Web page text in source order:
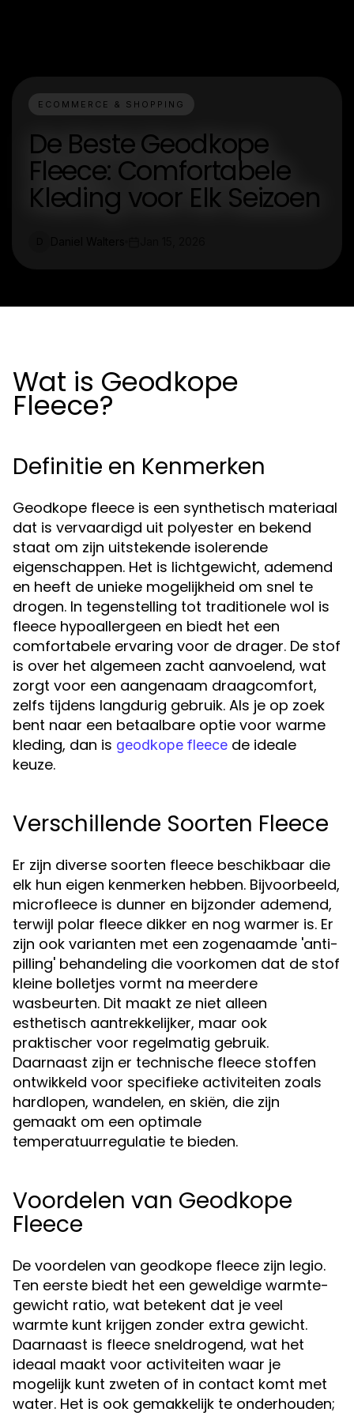
ECOMMERCE & SHOPPING
De Beste Geodkope
Fleece: Comfortabele
Kleding voor Elk Seizoen
Wat is Geodkope
Fleece?
Definitie en Kenmerken
Geodkope fleece is een synthetisch materiaal
dat is vervaardigd uit polyester en bekend
staat om zijn uitstekende isolerende
eigenschappen. Het is lichtgewicht, ademend
en heeft de unieke mogelijkheid om snel te
drogen. In tegenstelling tot traditionele wol is
fleece hypoallergeen en biedt het een
comfortabele ervaring voor de drager. De stof
is over het algemeen zacht aanvoelend, wat
zorgt voor een aangenaam draagcomfort,
zelfs tijdens langdurig gebruik. Als je op zoek
bent naar een betaalbare optie voor warme
kleding, dan is geodkope fleece de ideale
keuze.
Verschillende Soorten Fleece
Er zijn diverse soorten fleece beschikbaar die
elk hun eigen kenmerken hebben. Bijvoorbeeld,
microfleece is dunner en bijzonder ademend,
terwijl polar fleece dikker en nog warmer is. Er
zijn ook varianten met een zogenaamde 'anti-
pilling' behandeling die voorkomen dat de stof
kleine bolletjes vormt na meerdere
wasbeurten. Dit maakt ze niet alleen
esthetisch aantrekkelijker, maar ook
praktischer voor regelmatig gebruik.
Daarnaast zijn er technische fleece stoffen
ontwikkeld voor specifieke activiteiten zoals
hardlopen, wandelen, en skiën, die zijn
gemaakt om een optimale
temperatuurregulatie te bieden.
Voordelen van Geodkope
Fleece
De voordelen van geodkope fleece zijn legio.
Ten eerste biedt het een geweldige warmte-
gewicht ratio, wat betekent dat je veel
warmte kunt krijgen zonder extra gewicht.
Daarnaast is fleece sneldrogend, wat het
ideaal maakt voor activiteiten waar je
mogelijk kunt zweten of in contact komt met
water. Het is ook gemakkelijk te onderhouden;